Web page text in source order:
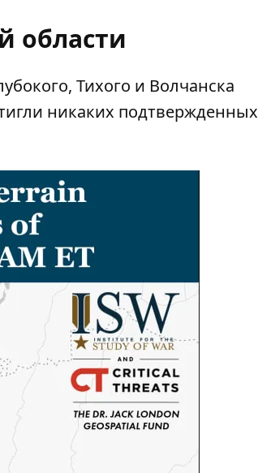
области
Тихого и Волчанска
никаких подтвержденных